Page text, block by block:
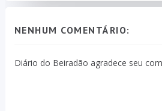
NENHUM COMENTÁRIO:
Diário do Beiradão agradece seu